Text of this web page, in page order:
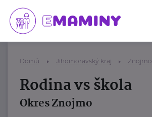
Domů Jihomoravský kraj Znojmo
Rodina vs škola
Okres Znojmo